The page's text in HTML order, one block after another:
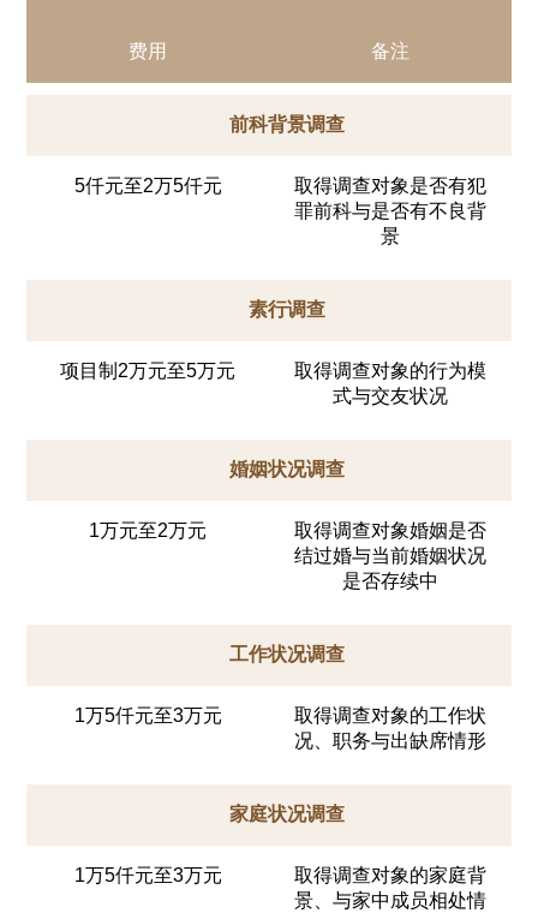
费用 备注
前科背景调查
5仟元至2万5仟元
取得调查对象是否有犯
罪前科与是否有不良背
景
素行调查
项目制2万元至5万元
取得调查对象的行为模
式与交友状况
婚姻状况调查
1万元至2万元
取得调查对象婚姻是否
结过婚与当前婚姻状况
是否存续中
工作状况调查
1万5仟元至3万元
取得调查对象的工作状
况、职务与出缺席情形
家庭状况调查
1万5仟元至3万元
取得调查对象的家庭背
景、与家中成员相处情